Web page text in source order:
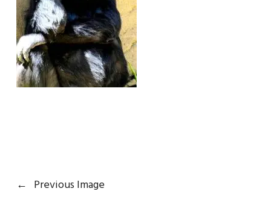
← Previous Image